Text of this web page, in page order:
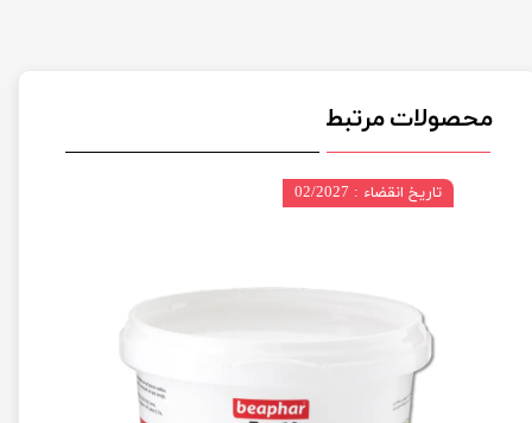
محصولات مرتبط
تاریخ انقضاء : 02/2027